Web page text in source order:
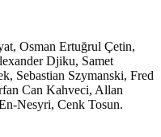
Osman Ertuğrul Çetin,
Djiku, Samet
Sebastian Szymanski, Fred
Can Kahveci, Allan
Nesyri, Cenk Tosun.